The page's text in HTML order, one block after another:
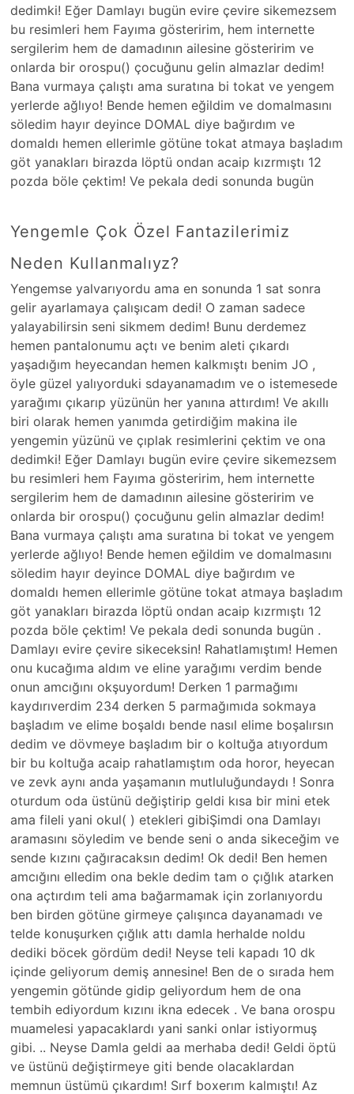
dedimki! Eğer Damlayı bugün evire çevire sikemezsem
bu resimleri hem Fayıma gösteririm, hem internette
sergilerim hem de damadının ailesine gösteririm ve
onlarda bir orospu() çocuğunu gelin almazlar dedim!
Bana vurmaya çalıştı ama suratına bi tokat ve yengem
yerlerde ağlıyo! Bende hemen eğildim ve domalmasını
söledim hayır deyince DOMAL diye bağırdım ve
domaldı hemen ellerimle götüne tokat atmaya başladım
göt yanakları birazda löptü ondan acaip kızrmıştı 12
pozda böle çektim! Ve pekala dedi sonunda bugün
Yengemle Çok Özel Fantazilerimiz
Neden Kullanmalıyz?
Yengemse yalvarıyordu ama en sonunda 1 sat sonra
gelir ayarlamaya çalışıcam dedi! O zaman sadece
yalayabilirsin seni sikmem dedim! Bunu derdemez
hemen pantalonumu açtı ve benim aleti çıkardı
yaşadığım heyecandan hemen kalkmıştı benim JO ,
öyle güzel yalıyorduki sdayanamadım ve o istemesede
yarağımı çıkarıp yüzünün her yanına attırdım! Ve akıllı
biri olarak hemen yanımda getirdiğim makina ile
yengemin yüzünü ve çıplak resimlerini çektim ve ona
dedimki! Eğer Damlayı bugün evire çevire sikemezsem
bu resimleri hem Fayıma gösteririm, hem internette
sergilerim hem de damadının ailesine gösteririm ve
onlarda bir orospu() çocuğunu gelin almazlar dedim!
Bana vurmaya çalıştı ama suratına bi tokat ve yengem
yerlerde ağlıyo! Bende hemen eğildim ve domalmasını
söledim hayır deyince DOMAL diye bağırdım ve
domaldı hemen ellerimle götüne tokat atmaya başladım
göt yanakları birazda löptü ondan acaip kızrmıştı 12
pozda böle çektim! Ve pekala dedi sonunda bugün .
Damlayı evire çevire sikeceksin! Rahatlamıştım! Hemen
onu kucağıma aldım ve eline yarağımı verdim bende
onun amcığını okşuyordum! Derken 1 parmağımı
kaydırıverdim 234 derken 5 parmağımıda sokmaya
başladım ve elime boşaldı bende nasıl elime boşalırsın
dedim ve dövmeye başladım bir o koltuğa atıyordum
bir bu koltuğa acaip rahatlamıştım oda horor, heyecan
ve zevk aynı anda yaşamanın mutluluğundaydı ! Sonra
oturdum oda üstünü değiştirip geldi kısa bir mini etek
ama fileli yani okul( ) etekleri gibiŞimdi ona Damlayı
aramasını söyledim ve bende seni o anda sikeceğim ve
sende kızını çağıracaksın dedim! Ok dedi! Ben hemen
amcığını elledim ona bekle dedim tam o çığlık atarken
ona açtırdım teli ama bağarmamak için zorlanıyordu
ben birden götüne girmeye çalışınca dayanamadı ve
telde konuşurken çığlık attı damla herhalde noldu
dediki böcek gördüm dedi! Neyse teli kapadı 10 dk
içinde geliyorum demiş annesine! Ben de o sırada hem
yengemin götünde gidip geliyordum hem de ona
tembih ediyordum kızını ikna edecek . Ve bana orospu
muamelesi yapacaklardı yani sanki onlar istiyormuş
gibi. .. Neyse Damla geldi aa merhaba dedi! Geldi öptü
ve üstünü değiştirmeye giti bende olacaklardan
memnun üstümü çıkardım! Sırf boxerım kalmıştı! Az